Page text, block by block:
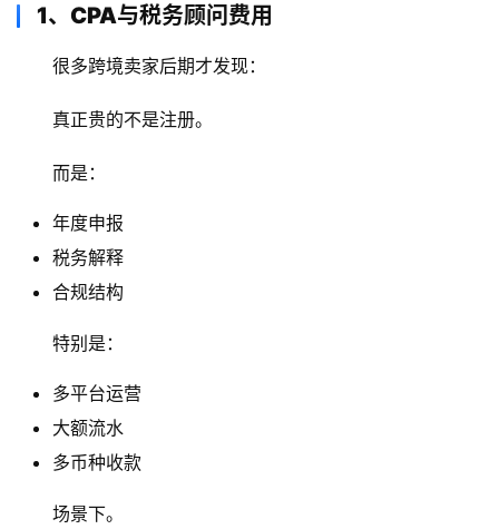
1、CPA与税务顾问费用
很多跨境卖家后期才发现：
真正贵的不是注册。
而是：
年度申报
税务解释
合规结构
特别是：
多平台运营
大额流水
多币种收款
场景下。